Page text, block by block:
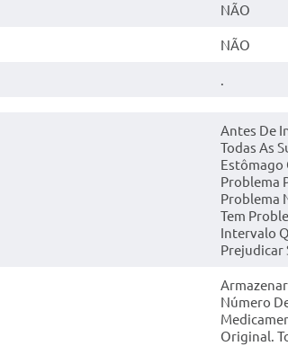
NÃO
NÃO
.
Antes De
Todas As
Estômago
Problema
Problema
Tem
Intervalo
Prejudicar
Número
Original.